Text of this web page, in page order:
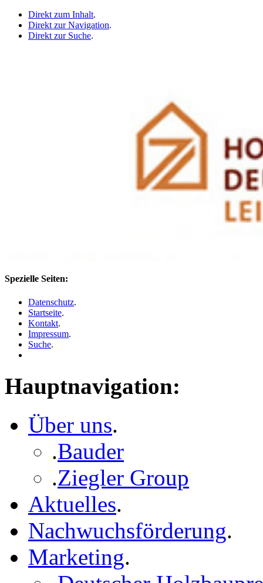
Direkt zum Inhalt.
Direkt zur Navigation.
Direkt zur Suche.
Spezielle Seiten:
Datenschutz.
Startseite.
Kontakt.
Impressum.
Suche.
Hauptnavigation:
Über uns.
.Bauder
.Ziegler Group
Aktuelles.
Nachwuchsförderung.
Marketing.